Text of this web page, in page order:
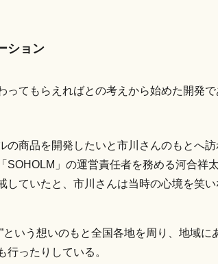
ション
てもらえればとの考えから始めた開発
の商品を開発したいと市川さんのもとへ
」の運営責任者を務める河合祥
ていたと、市川さんは当時の心境を笑い
いう想いのもと全国各地を周り、地域に
ったりしている。